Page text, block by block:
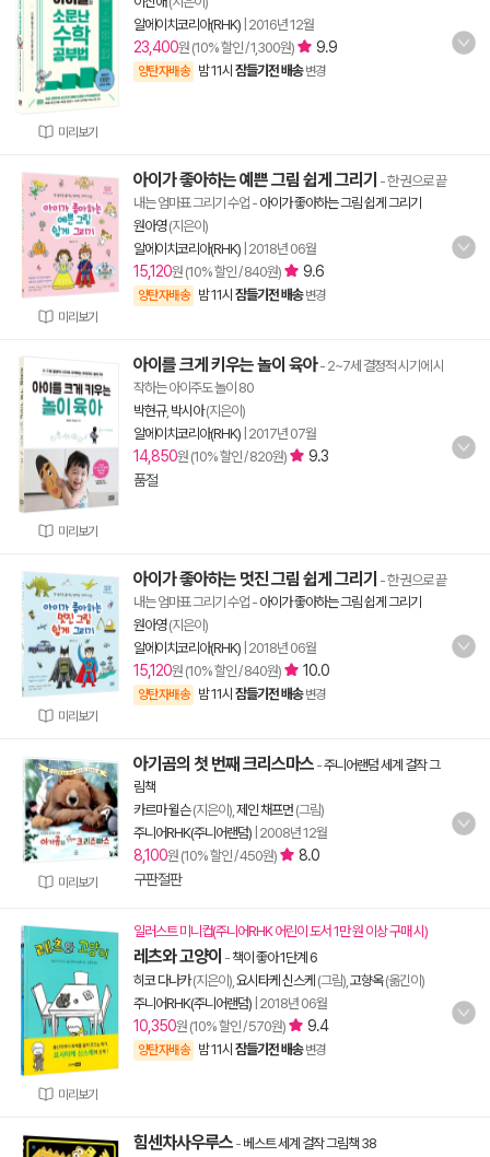
미리보기
알에이치코리아(RHK) 2016년 12월
23,400원 (10% 할인 / 1,300원) 9.9
양탄자배송 밤 11시 잠들기전 배송 변경
미리보기
아이가 좋아하는 예쁜 그림 쉽게 그리기 - 한 권으로 끝
내는 엄마표 그리기 수업 - 아이가 좋아하는 그림 쉽게 그리기
원아영(지은이)
알에이치코리아(RHK) 2018년 06월
15,120원 (10% 할인 / 840원) 9.6
양탄자배송 밤 11시 잠들기전 배송 변경
미리보기
아이를 크게 키우는 놀이 육아- 2~7세 결정적 시기에 시
작하는 아이주도 놀이 80
박현규, 박시아(지은이)
알에이치코리아(RHK) 2017년 07월
14,850원 (10% 할인 / 820원)
9.3
품절
미리보기
아이가 좋아하는 멋진 그림 쉽게 그리기 - 한 권으로 끝
내는 엄마표 그리기 수업 - 아이가 좋아하는 그림 쉽게 그리기
원아영(지은이)
알에이치코리아(RHK) 2018년 06월
15,120원 (10% 할인 / 840원) 10.0
양탄자배송 밤 11시 잠들기전 배송 변경
미리보기
아기곰의 첫 번째 크리스마스 -주니어랜덤 세계 걸작 그
림책
카르마 윌슨(지은이), 제인 채프먼 (그림)
주니어RHK(주니어랜덤) 2008년 12월
8,100원 (10% 할인 / 450원)
8.0
구판절판
미리보기
일러스트 미니컵(주니어RHK 어린이 도서 1만 원 이상 구매 시)
레츠와 고양이 - 책이 좋아 1단계 6
히코 다나카(지은이), 요시타케 신스케 (그림), 고향옥(옮긴이)
주니어RHK(주니어랜덤) 2018년 06월
10,350원 (10% 할인 / 570원) 9.4
양탄자배송 밤 11시 잠들기전 배송 변경
힘센차사우루스 - 베스트 세계 걸작 그림책 38